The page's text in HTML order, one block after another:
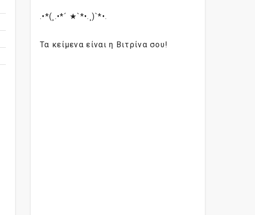
.•*(¸.•*´ ★`*•.¸)`*•.
Τα κείμενα είναι η Βιτρίνα σου!